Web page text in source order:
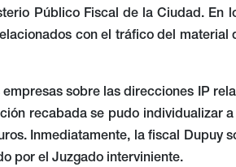
Público Fiscal de la Ciudad. En
con el tráfico del material
sobre las direcciones IP
recabada se pudo individualizar
Inmediatamente, la fiscal Dupuy
por el Juzgado interviniente.